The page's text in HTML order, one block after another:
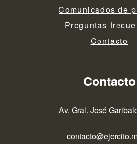
Comunicados de
Preguntas
Contacto
Contacto
Av. Gral. José